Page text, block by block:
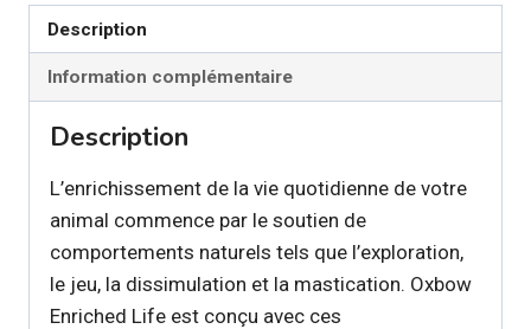
et
des
prés
Description
Information complémentaire
Description
L’enrichissement de la vie quotidienne de votre
animal commence par le soutien de
comportements naturels tels que l’exploration,
le jeu, la dissimulation et la mastication. Oxbow
Enriched Life est conçu avec ces